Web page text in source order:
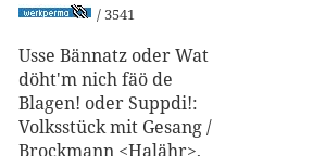
/ 3541
Usse Bännatz oder Wat
döht'm nich fäö de
Blagen! oder Suppdi!:
Volksstück mit Gesang /
Brockmann <Halähr>,